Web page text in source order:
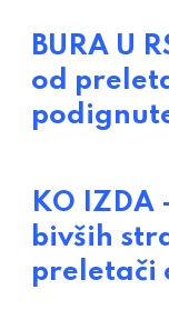
BURA U
od
KO IZDA
bivših
preletači